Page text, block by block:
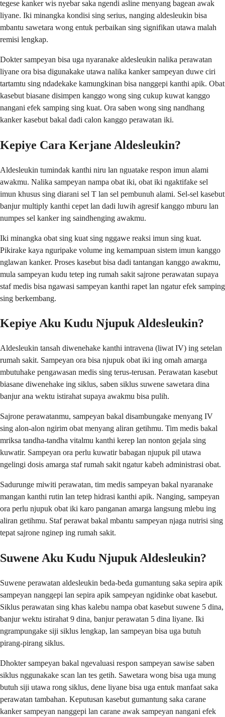
tegese kanker wis nyebar saka ngendi asline menyang bagean awak
liyane. Iki minangka kondisi sing serius, nanging aldesleukin bisa
mbantu sawetara wong entuk perbaikan sing signifikan utawa malah
remisi lengkap.
Dokter sampeyan bisa uga nyaranake aldesleukin nalika perawatan
liyane ora bisa digunakake utawa nalika kanker sampeyan duwe ciri
tartamtu sing ndadekake kamungkinan bisa nanggepi kanthi apik. Obat
kasebut biasane disimpen kanggo wong sing cukup kuwat kanggo
nangani efek samping sing kuat. Ora saben wong sing nandhang
kanker kasebut bakal dadi calon kanggo perawatan iki.
Kepiye Cara Kerjane Aldesleukin?
Aldesleukin tumindak kanthi niru lan nguatake respon imun alami
awakmu. Nalika sampeyan nampa obat iki, obat iki ngaktifake sel
imun khusus sing diarani sel T lan sel pembunuh alami. Sel-sel kasebut
banjur multiply kanthi cepet lan dadi luwih agresif kanggo mburu lan
numpes sel kanker ing saindhenging awakmu.
Iki minangka obat sing kuat sing nggawe reaksi imun sing kuat.
Pikirake kaya nguripake volume ing kemampuan sistem imun kanggo
nglawan kanker. Proses kasebut bisa dadi tantangan kanggo awakmu,
mula sampeyan kudu tetep ing rumah sakit sajrone perawatan supaya
staf medis bisa ngawasi sampeyan kanthi rapet lan ngatur efek samping
sing berkembang.
Kepiye Aku Kudu Njupuk Aldesleukin?
Aldesleukin tansah diwenehake kanthi intravena (liwat IV) ing setelan
rumah sakit. Sampeyan ora bisa njupuk obat iki ing omah amarga
mbutuhake pengawasan medis sing terus-terusan. Perawatan kasebut
biasane diwenehake ing siklus, saben siklus suwene sawetara dina
banjur ana wektu istirahat supaya awakmu bisa pulih.
Sajrone perawatanmu, sampeyan bakal disambungake menyang IV
sing alon-alon ngirim obat menyang aliran getihmu. Tim medis bakal
mriksa tandha-tandha vitalmu kanthi kerep lan nonton gejala sing
kuwatir. Sampeyan ora perlu kuwatir babagan njupuk pil utawa
ngelingi dosis amarga staf rumah sakit ngatur kabeh administrasi obat.
Sadurunge miwiti perawatan, tim medis sampeyan bakal nyaranake
mangan kanthi rutin lan tetep hidrasi kanthi apik. Nanging, sampeyan
ora perlu njupuk obat iki karo panganan amarga langsung mlebu ing
aliran getihmu. Staf perawat bakal mbantu sampeyan njaga nutrisi sing
tepat sajrone nginep ing rumah sakit.
Suwene Aku Kudu Njupuk Aldesleukin?
Suwene perawatan aldesleukin beda-beda gumantung saka sepira apik
sampeyan nanggepi lan sepira apik sampeyan ngidinke obat kasebut.
Siklus perawatan sing khas kalebu nampa obat kasebut suwene 5 dina,
banjur wektu istirahat 9 dina, banjur perawatan 5 dina liyane. Iki
ngrampungake siji siklus lengkap, lan sampeyan bisa uga butuh
pirang-pirang siklus.
Dhokter sampeyan bakal ngevaluasi respon sampeyan sawise saben
siklus nggunakake scan lan tes getih. Sawetara wong bisa uga mung
butuh siji utawa rong siklus, dene liyane bisa uga entuk manfaat saka
perawatan tambahan. Keputusan kasebut gumantung saka carane
kanker sampeyan nanggepi lan carane awak sampeyan nangani efek